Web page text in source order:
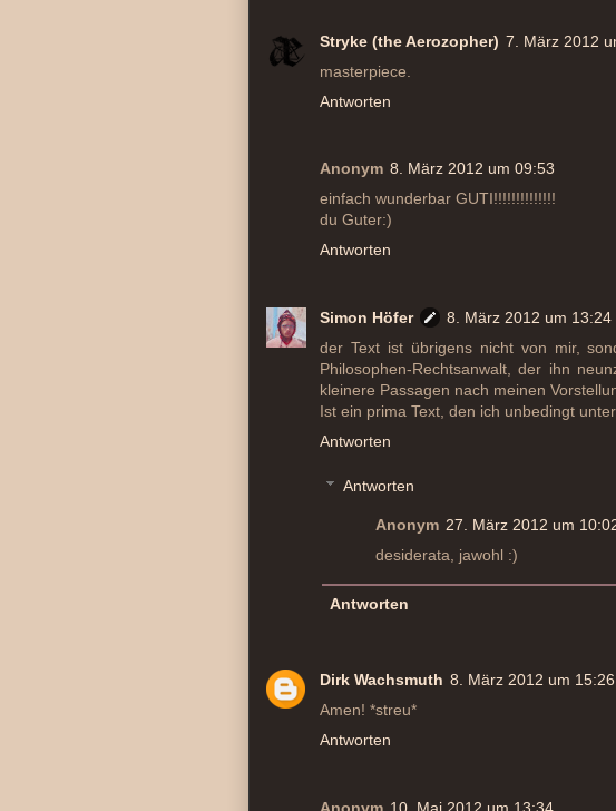
Stryke (the Aerozopher) 7. März 2012
masterpiece.
Antworten
Anonym 8. März 2012 um 09:53
einfach wunderbar GUTI!!!!!!!!!!!!!!
du Guter:)
Antworten
Simon Höfer
8. März 2012 um 13:24
der Text ist übrigens nicht von mir,
Philosophen-Rechtsanwalt, der ihn
kleinere Passagen nach meinen
Ist ein prima Text, den ich unbedingt
Antworten
Antworten
Anonym 27. März 2012 um
desiderata, jawohl :)
Antworten
Dirk Wachsmuth 8. März 2012 um 15:26
Amen! *streu*
Antworten